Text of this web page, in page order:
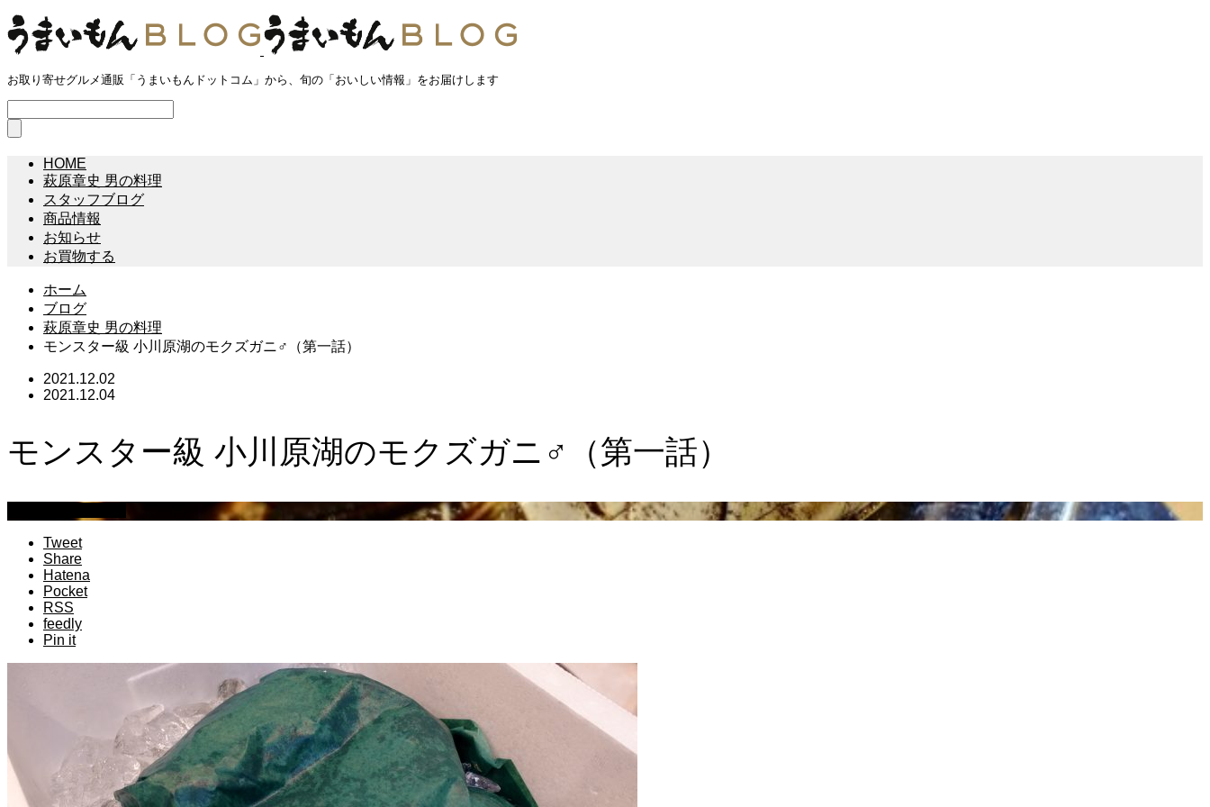
お取り寄せグルメ通販「うまいもんドットコム」から、旬の「おいしい情報」をお届けします
HOME
萩原章史 男の料理
スタッフブログ
商品情報
お知らせ
お買物する
ホーム
ブログ
萩原章史 男の料理
モンスター級 小川原湖のモクズガニ♂（第一話）
2021.12.02
2021.12.04
モンスター級 小川原湖のモクズガニ♂（第一話）
Tweet
Share
Hatena
Pocket
RSS
feedly
Pin it